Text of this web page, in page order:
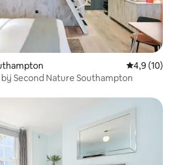
4,9 (10)
Second Nature Southampton